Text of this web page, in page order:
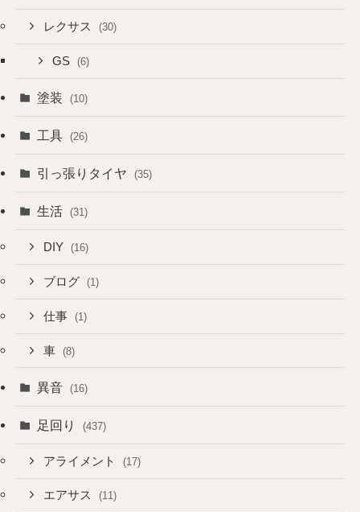
レクサス (30)
GS (6)
塗装 (10)
工具 (26)
引っ張りタイヤ (35)
生活 (31)
DIY (16)
ブログ (1)
仕事 (1)
車 (8)
異音 (16)
足回り (437)
アライメント (17)
エアサス (11)